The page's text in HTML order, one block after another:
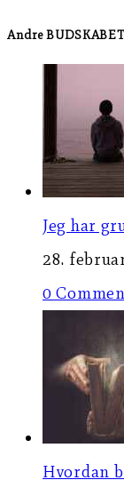
Andre
Jeg har
28.
0
Hvordan